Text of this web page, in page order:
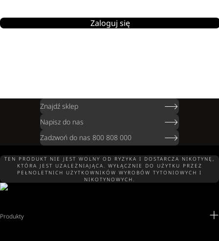
Zaloguj się
Znajdź sklep
Napisz do nas
Zadzwoń do nas 800 808 000
TEN PRODUKT NIE JEST WOLNY OD RYZYKA I DOSTARCZA NIKOTYNĘ,
KTÓRA JEST UZALEŻNIAJĄCA. WYŁĄCZNIE DO UŻYTKU PRZEZ
PEŁNOLETNICH UŻYTKOWNIKÓW WYROBÓW TYTONIOWYCH I
NIKOTYNOWYCH.
Produkty